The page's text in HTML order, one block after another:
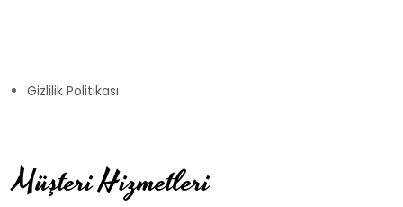
Gizlilik Politikası
Müşteri Hizmetleri